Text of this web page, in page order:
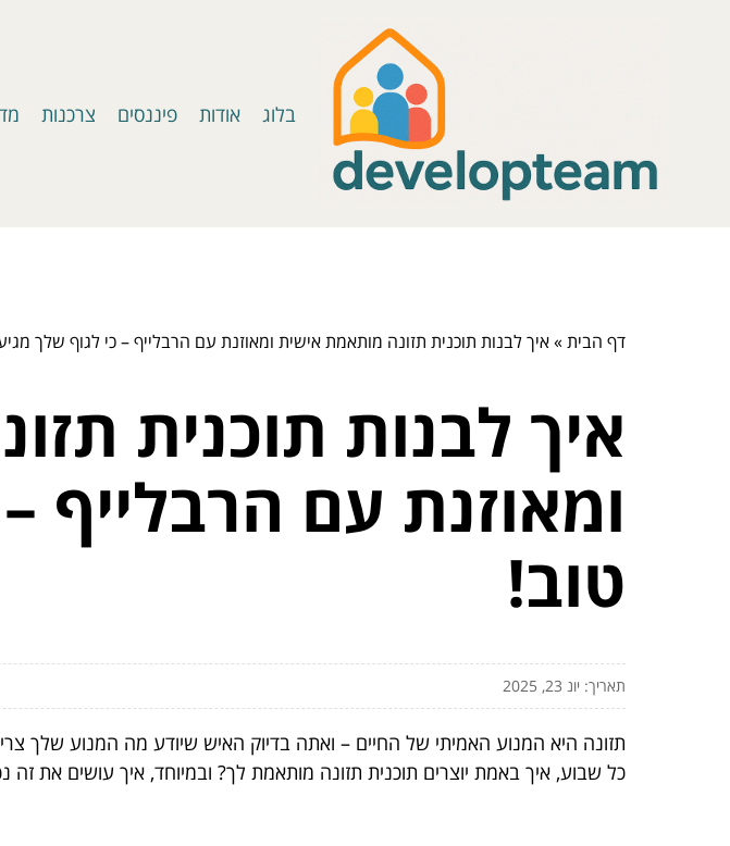
בלוג אודות פיננסים צרכנות
דף הבית»איך לבנות תוכנית תזונה מותאמת אישית ומאוזנת עם הרבלייף – כי לגוף שלך
איך לבנות תוכנית
ומאוזנת עם הרבלייף
טוב!
תאריך: יונ 23, 2025
תזונה היא המנוע האמיתי של החיים – ואתה בדיוק האיש שיודע מה המנוע שלך
כל שבוע, איך באמת יוצרים תוכנית תזונה מותאמת לך? ובמיוחד, איך עושים את זה